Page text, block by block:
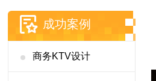
成功案例
商务KTV设计